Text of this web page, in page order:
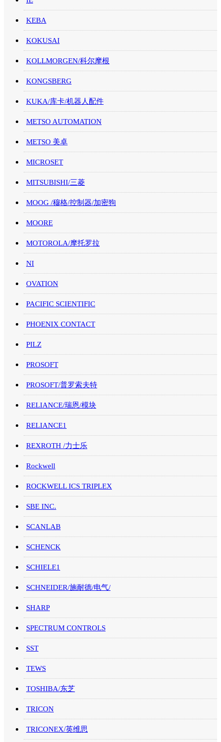
KEBA
KOKUSAI
KOLLMORGEN/科尔摩根
KONGSBERG
KUKA/库卡/机器人配件
METSO AUTOMATION
METSO 美卓
MICROSET
MITSUBISHI/三菱
MOOG /穆格/控制器/加密狗
MOORE
MOTOROLA/摩托罗拉
NI
OVATION
PACIFIC SCIENTIFIC
PHOENIX CONTACT
PILZ
PROSOFT
PROSOFT/普罗索夫特
RELIANCE/瑞恩/模块
RELIANCE1
REXROTH /力士乐
Rockwell
ROCKWELL ICS TRIPLEX
SBE INC.
SCANLAB
SCHENCK
SCHIELE1
SCHNEIDER/施耐德/电气/
SHARP
SPECTRUM CONTROLS
SST
TEWS
TOSHIBA/东芝
TRICON
TRICONEX/英维思